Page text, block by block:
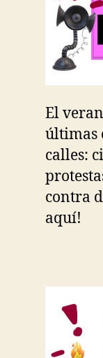
El
últimas
calles:
contra
aquí!